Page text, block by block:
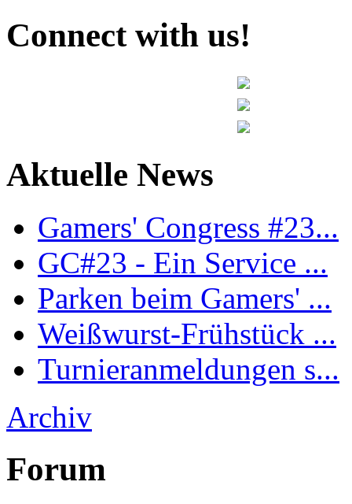
Connect with us!
Aktuelle News
Gamers' Congress #23...
GC#23 - Ein Service ...
Parken beim Gamers' ...
Weißwurst-Frühstück ...
Turnieranmeldungen s...
Archiv
Forum